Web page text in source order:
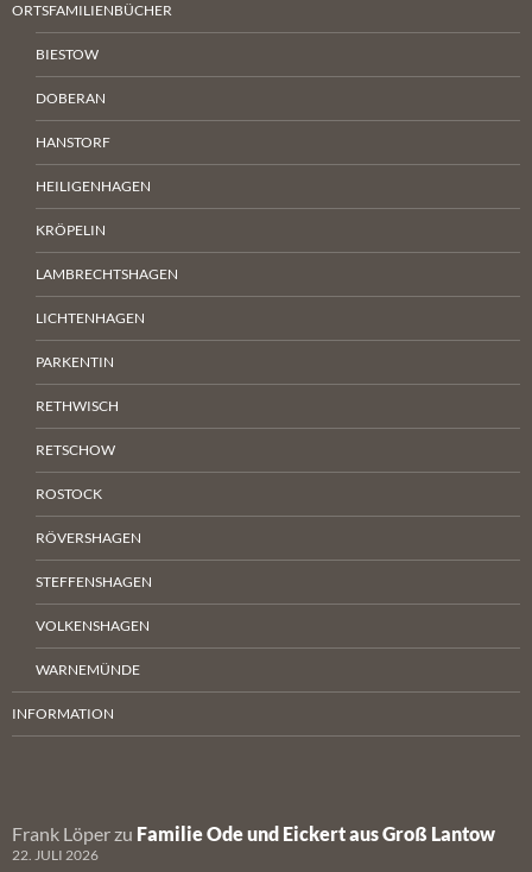
ORTSFAMILIENBÜCHER
BIESTOW
DOBERAN
HANSTORF
HEILIGENHAGEN
KRÖPELIN
LAMBRECHTSHAGEN
LICHTENHAGEN
PARKENTIN
RETHWISCH
RETSCHOW
ROSTOCK
RÖVERSHAGEN
STEFFENSHAGEN
VOLKENSHAGEN
WARNEMÜNDE
INFORMATION
Frank Löper zu Familie Ode und Eickert aus Groß Lantow
22. JULI 2026